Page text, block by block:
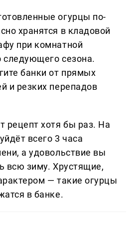
огурцы по-
хранятся в кладовой
при комнатной
следующего сезона.
банки от прямых
и резких перепадов
рецепт хотя бы раз. На
всего 3 часа
а удовольствие вы
всю зиму. Хрустящие,
— такие огурцы
в банке.